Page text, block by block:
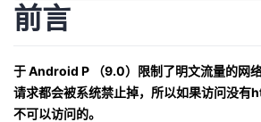
主
的
前言
于 Android P （9.0）限制了明文流量的网
请求都会被系统禁止掉，所以如果访问没有
不可以访问的。